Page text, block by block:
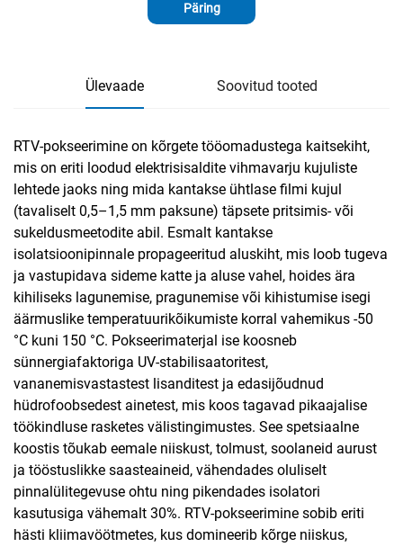
Päring
Ülevaade Soovitud tooted
RTV-pokseerimine on kõrgete tööomadustega kaitsekiht,
mis on eriti loodud elektrisisaldite vihmavarju kujuliste
lehtede jaoks ning mida kantakse ühtlase filmi kujul
(tavaliselt 0,5–1,5 mm paksune) täpsete pritsimis- või
sukeldusmeetodite abil. Esmalt kantakse
isolatsioonipinnale propageeritud aluskiht, mis loob tugeva
ja vastupidava sideme katte ja aluse vahel, hoides ära
kihiliseks lagunemise, pragunemise või kihistumise isegi
äärmuslike temperatuurikõikumiste korral vahemikus -50
°C kuni 150 °C. Pokseerimaterjal ise koosneb
sünnergiafaktoriga UV-stabilisaatoritest,
vananemisvastastest lisanditest ja edasijõudnud
hüdrofoobsedest ainetest, mis koos tagavad pikaajalise
töökindluse rasketes välistingimustes. See spetsiaalne
koostis tõukab eemale niiskust, tolmust, soolaneid aurust
ja tööstuslikke saasteaineid, vähendades oluliselt
pinnalülitegevuse ohtu ning pikendades isolatori
kasutusiga vähemalt 30%. RTV-pokseerimine sobib eriti
hästi kliimavöötmetes, kus domineerib kõrge niiskus,